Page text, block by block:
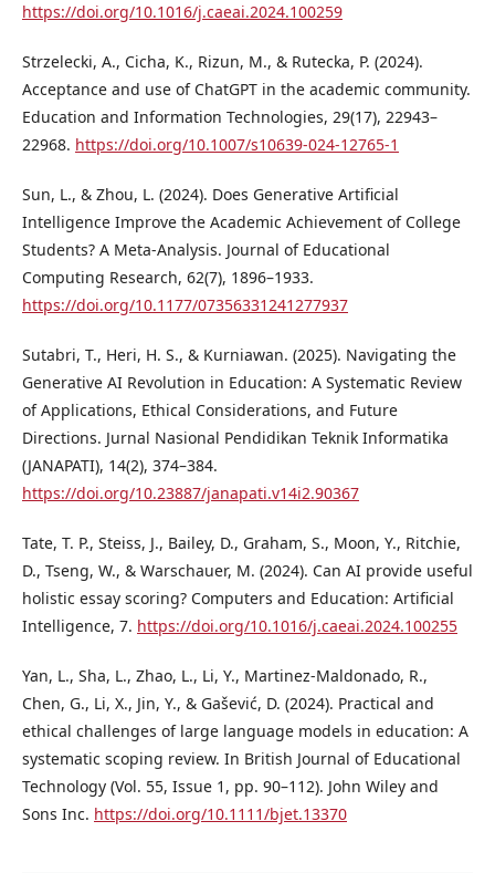
https://doi.org/10.1016/j.caeai.2024.100259
Strzelecki, A., Cicha, K., Rizun, M., & Rutecka, P. (2024).
Acceptance and use of ChatGPT in the academic community.
Education and Information Technologies, 29(17), 22943–
22968. https://doi.org/10.1007/s10639-024-12765-1
Sun, L., & Zhou, L. (2024). Does Generative Artificial
Intelligence Improve the Academic Achievement of College
Students? A Meta-Analysis. Journal of Educational
Computing Research, 62(7), 1896–1933.
https://doi.org/10.1177/07356331241277937
Sutabri, T., Heri, H. S., & Kurniawan. (2025). Navigating the
Generative AI Revolution in Education: A Systematic Review
of Applications, Ethical Considerations, and Future
Directions. Jurnal Nasional Pendidikan Teknik Informatika
(JANAPATI), 14(2), 374–384.
https://doi.org/10.23887/janapati.v14i2.90367
Tate, T. P., Steiss, J., Bailey, D., Graham, S., Moon, Y., Ritchie,
D., Tseng, W., & Warschauer, M. (2024). Can AI provide useful
holistic essay scoring? Computers and Education: Artificial
Intelligence, 7. https://doi.org/10.1016/j.caeai.2024.100255
Yan, L., Sha, L., Zhao, L., Li, Y., Martinez-Maldonado, R.,
Chen, G., Li, X., Jin, Y., & Gašević, D. (2024). Practical and
ethical challenges of large language models in education: A
systematic scoping review. In British Journal of Educational
Technology (Vol. 55, Issue 1, pp. 90–112). John Wiley and
Sons Inc. https://doi.org/10.1111/bjet.13370